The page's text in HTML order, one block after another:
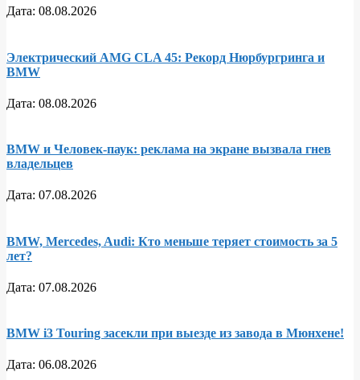
Дата: 08.08.2026
Электрический AMG CLA 45: Рекорд Нюрбургринга и
BMW
Дата: 08.08.2026
BMW и Человек-паук: реклама на экране вызвала гнев
владельцев
Дата: 07.08.2026
BMW, Mercedes, Audi: Кто меньше теряет стоимость за 5
лет?
Дата: 07.08.2026
BMW i3 Touring засекли при выезде из завода в Мюнхене!
Дата: 06.08.2026